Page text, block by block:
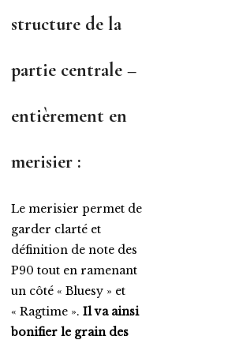
structure de la
partie centrale –
entièrement en
merisier :
Le merisier permet de
garder clarté et
définition de note des
P90 tout en ramenant
un côté « Bluesy » et
« Ragtime ». Il va ainsi
bonifier le grain des